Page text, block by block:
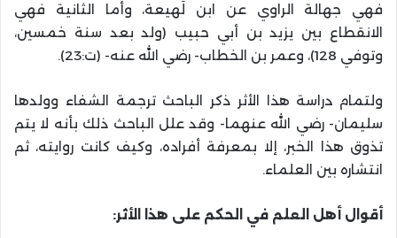
فهي جهالة الراوي عن ابن لَهيعة، وأما الثانية فهي
الانقطاع بين يزيد بن أبي حبيب (ولد بعد سنة خمسين،
وتوفي 128)، وعمر بن الخطاب- رضي الله عنه- (ت:23).
ولتمام دراسة هذا الأثر ذكر الباحث ترجمة الشفاء وولدها
سليمان- رضي الله عنهما- وقد علل الباحث ذلك بأنه لا يتم
تذوق هذا الخبر، إلا بمعرفة أفراده، وكيف كانت روايته، ثم
انتشاره بين العلماء.
أقوال أهل العلم في الحكم على هذا الأثر: